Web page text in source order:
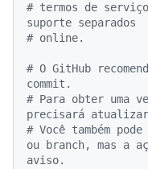
# termos de
suporte separados
# online.
# O GitHub
commit.
# Para obter uma
precisará atualizar
# Você também
ou branch, mas a
aviso.